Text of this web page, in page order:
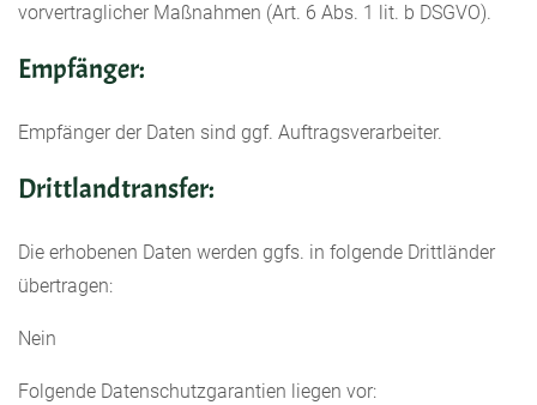
vorvertraglicher Maßnahmen (Art. 6 Abs. 1 lit. b DSGVO).
Empfänger:
Empfänger der Daten sind ggf. Auftragsverarbeiter.
Drittlandtransfer:
Die erhobenen Daten werden ggfs. in folgende Drittländer
übertragen:
Nein
Folgende Datenschutzgarantien liegen vor: